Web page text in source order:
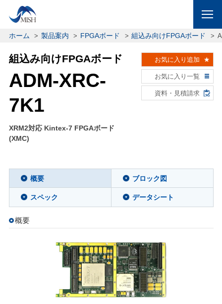
ホーム 製品案内 FPGAボード 組込み向けFPGAボード
組込み向けFPGAボード
ADM-XRC-
7K1
XRM2対応 Kintex-7 FPGAボード
(XMC)
お気に入り追加
お気に入り一覧
資料・見積請求
概要 ブロック図
スペック データシート
概要